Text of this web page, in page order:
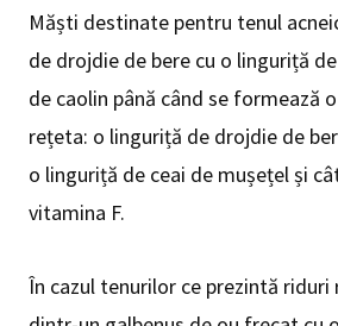
Măști destinate pentru tenul
de drojdie de bere cu o linguriță
de caolin până când se formează
rețeta: o linguriță de drojdie de
o linguriță de ceai de mușețel și
vitamina F.
În cazul tenurilor ce prezintă riduri